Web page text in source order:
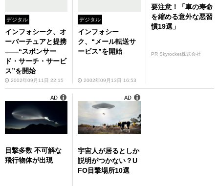
デジタル
インフォシーク、オ
ーバーチュアと提携
――“スポンサー
ド・サーチ・サービ
ス”を開始
2002年09月11日 22:15
デジタル
インフォシー
ク、“メール転送サ
ービス”を開始
2002年09月13日 16:53
要注意！「車の寿命
を縮める意外な悪習
慣19選」
PR Skyrocket株式会社
目撃多数 不可解な
飛行物体が出現
AD
宇宙人が居るとしか
説明がつかない？U
FO目撃場所10選
AD